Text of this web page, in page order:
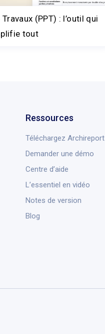
(PPT) : l’outil qui
tout
Ressources
Téléchargez Archireport
Demander une démo
Centre d’aide
L’essentiel en vidéo
Notes de version
Blog